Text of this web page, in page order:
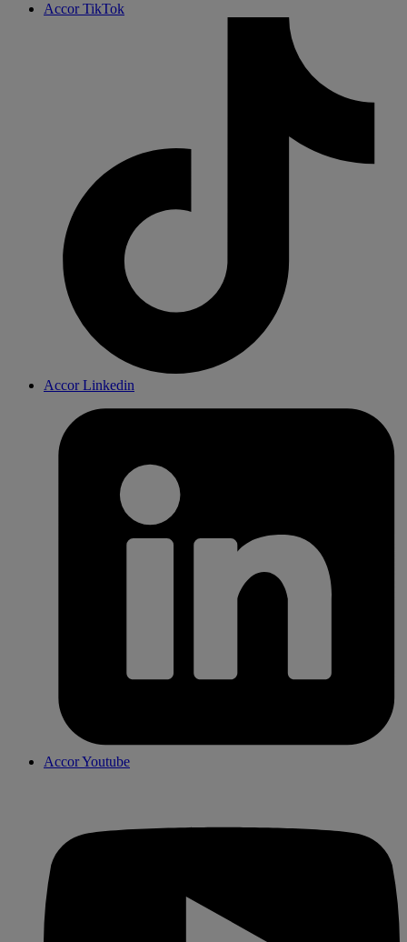
Accor TikTok
Accor Linkedin
Accor Youtube